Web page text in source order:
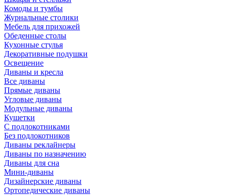
Комоды и тумбы
Журнальные столики
Мебель для прихожей
Обеденные столы
Кухонные стулья
Декоративные подушки
Освещение
Диваны и кресла
Все диваны
Прямые диваны
Угловые диваны
Модульные диваны
Кушетки
С подлокотниками
Без подлокотников
Диваны реклайнеры
Диваны по назначению
Диваны для сна
Мини-диваны
Дизайнерские диваны
Ортопедические диваны